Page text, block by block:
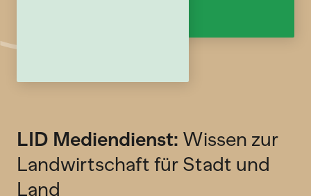
LID Mediendienst: Wissen zur
Landwirtschaft für Stadt und
Land